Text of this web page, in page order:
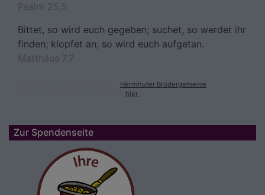
Psalm 25,5
Bittet, so wird euch gegeben; suchet, so werdet ihr
finden; klopfet an, so wird euch aufgetan.
Matthäus 7,7
Herrnhuter Brüdergemeine
hier
Zur Spendenseite